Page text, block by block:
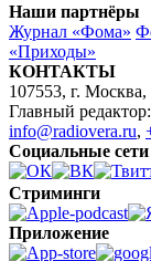
Наши партнёры
Журнал «Фома»
«Приходы»
КОНТАКТЫ
107553, г. Москва,
Главный
info@radiovera.ru,
Социальные сети
Стриминги
Приложение